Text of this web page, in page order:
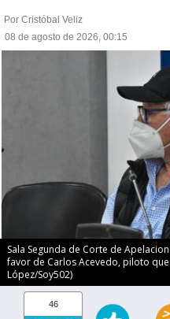
Por Cristóbal Veliz
08 de agosto de 2026, 00:15
Sala Segunda de Corte de
favor de Carlos Acevedo, piloto
López/Soy502)
46